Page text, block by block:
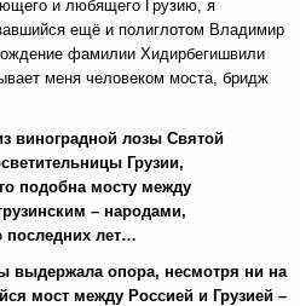
и любящего Грузию, я
ещё и полиглотом Владимир
фамилии Хидирбегишвили
меня человеком моста, бридж
виноградной лозы Святой
Грузии,
подобна мосту между
– народами,
последних лет…
выдержала опора, несмотря ни на
мост между Россией и Грузией –